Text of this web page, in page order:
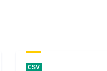
CSV